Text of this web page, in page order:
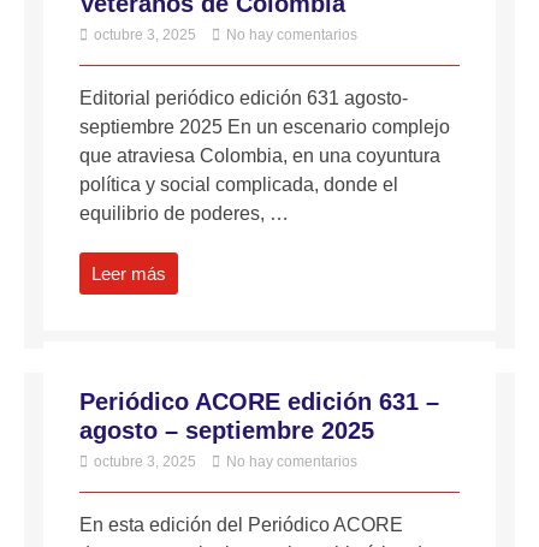
octubre 3, 2025 No hay comentarios
Editorial periódico edición 631 agosto-
septiembre 2025 En un escenario complejo
que atraviesa Colombia, en una coyuntura
política y social complicada, donde el
equilibrio de poderes, …
Leer más
Periódico ACORE edición 631 –
agosto – septiembre 2025
octubre 3, 2025 No hay comentarios
En esta edición del Periódico ACORE